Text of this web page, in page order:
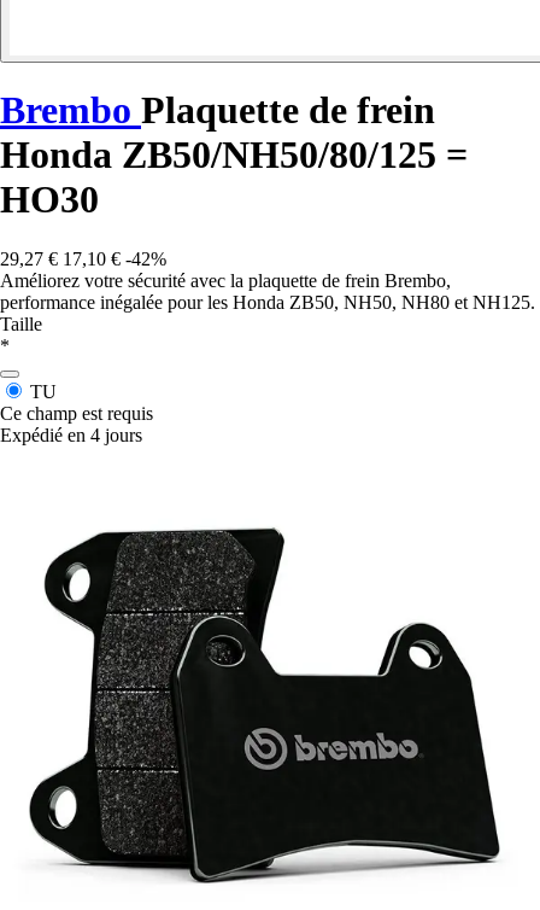
Brembo Plaquette de frein
Honda ZB50/NH50/80/125 =
HO30
29,27 € 17,10 € -42%
Améliorez votre sécurité avec la plaquette de frein Brembo,
performance inégalée pour les Honda ZB50, NH50, NH80 et NH125.
Taille
*
TU
Ce champ est requis
Expédié en 4 jours